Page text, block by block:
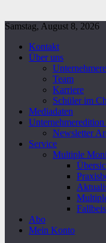
Samstag, August 8, 2026
Kontakt
Über uns
Team
Karriere
Schüler im
Mediadaten
Newsletter
Service
Multiple
Abo
Mein Konto